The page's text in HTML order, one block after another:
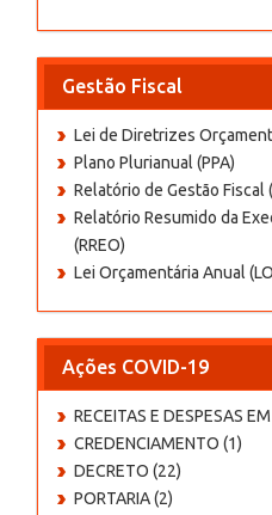
Gestão Fiscal
Lei de Diretrizes
Plano Plurianual (PPA)
Relatório de Gestão Fiscal
Relatório Resumido da
(RREO)
Lei Orçamentária Anual
Ações COVID-19
RECEITAS E DESPESAS
CREDENCIAMENTO (1)
DECRETO (22)
PORTARIA (2)